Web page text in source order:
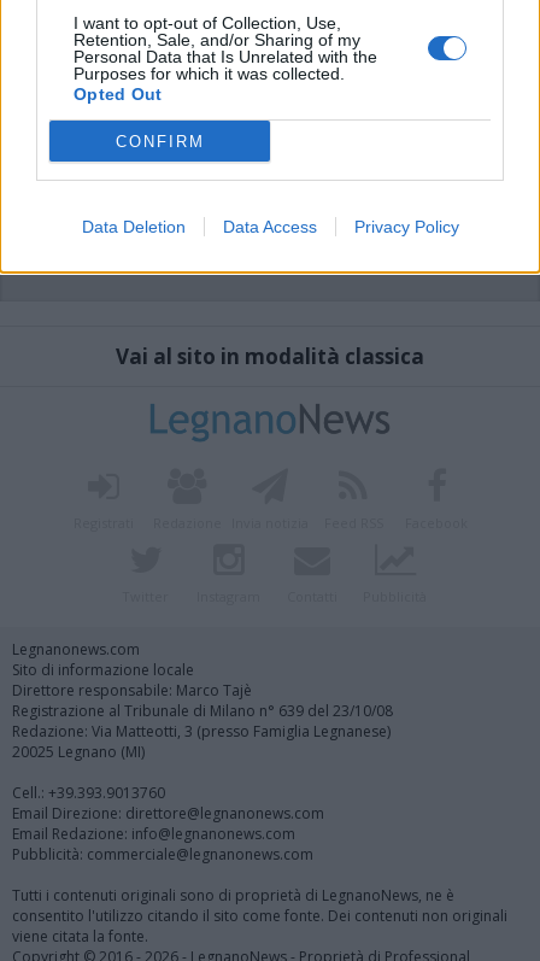
I want to opt-out of Collection, Use,
Retention, Sale, and/or Sharing of my
Personal Data that Is Unrelated with the
Purposes for which it was collected.
Opted Out
CONFIRM
Data Deletion Data Access Privacy Policy
Vai al sito in modalità classica
Legnanonews.com
Sito di informazione locale
Direttore responsabile: Marco Tajè
Registrazione al Tribunale di Milano n° 639 del 23/10/08
Redazione: Via Matteotti, 3 (presso Famiglia Legnanese)
20025 Legnano (MI)
Cell.: +39.393.9013760
Email Direzione: direttore@legnanonews.com
Email Redazione: info@legnanonews.com
Pubblicità: commerciale@legnanonews.com
Tutti i contenuti originali sono di proprietà di LegnanoNews, ne è
consentito l'utilizzo citando il sito come fonte. Dei contenuti non originali
viene citata la fonte.
Copyright © 2016 - 2026 - LegnanoNews - Proprietà di Professional